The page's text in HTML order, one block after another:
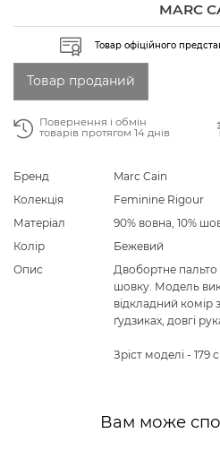
MARC
Товар офіційного
Товар проданий
Повернення і обмін
товарів протягом 14 днів
Бренд
Marc Cain
Колекція
Feminine Rigour
Матеріал
90% вовна, 10%
Колір
Бежевий
Опис
Двобортне пальто
шовку. Модель
відкладний комір
ґудзиках, довгі
Зріст моделі - 179
Вам може